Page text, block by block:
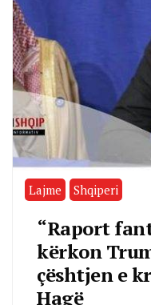
Lajme Shqiperi
“Raport
kërkon
çështjen e
Hagë